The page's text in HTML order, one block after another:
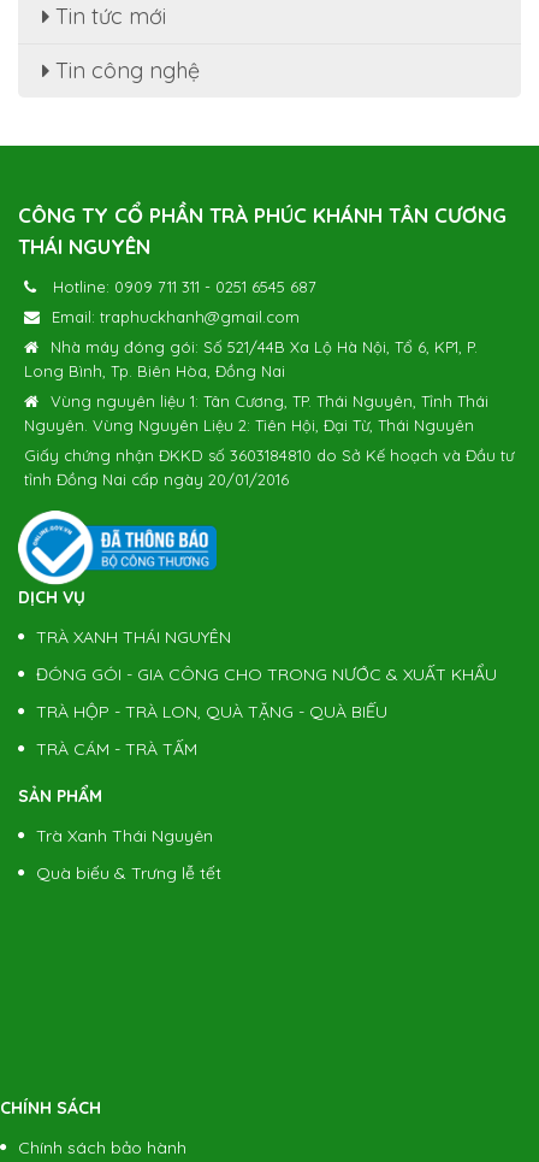
Tin tức mới
Tin công nghệ
CÔNG TY CỔ PHẦN TRÀ PHÚC KHÁNH TÂN CƯƠNG
THÁI NGUYÊN
Hotline: 0909 711 311 - 0251 6545 687
Email: traphuckhanh@gmail.com
Nhà máy đóng gói: Số 521/44B Xa Lộ Hà Nội, Tổ 6, KP1, P.
Long Bình, Tp. Biên Hòa, Đồng Nai
Vùng nguyên liệu 1: Tân Cương, TP. Thái Nguyên, Tỉnh Thái
Nguyên. Vùng Nguyên Liệu 2: Tiên Hội, Đại Từ, Thái Nguyên
Giấy chứng nhận ĐKKD số 3603184810 do Sở Kế hoạch và Đầu tư
tỉnh Đồng Nai cấp ngày 20/01/2016
DỊCH VỤ
TRÀ XANH THÁI NGUYÊN
ĐÓNG GÓI - GIA CÔNG CHO TRONG NƯỚC & XUẤT KHẨU
TRÀ HỘP - TRÀ LON, QUÀ TẶNG - QUÀ BIẾU
TRÀ CÁM - TRÀ TẤM
SẢN PHẨM
Trà Xanh Thái Nguyên
Quà biếu & Trưng lễ tết
CHÍNH SÁCH
Chính sách bảo hành